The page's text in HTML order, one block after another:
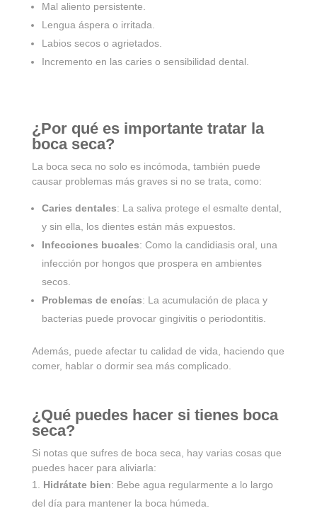
Mal aliento persistente.
Lengua áspera o irritada.
Labios secos o agrietados.
Incremento en las caries o sensibilidad dental.
¿Por qué es importante tratar la
boca seca?
La boca seca no solo es incómoda, también puede
causar problemas más graves si no se trata, como:
Caries dentales: La saliva protege el esmalte dental,
y sin ella, los dientes están más expuestos.
Infecciones bucales: Como la candidiasis oral, una
infección por hongos que prospera en ambientes
secos.
Problemas de encías: La acumulación de placa y
bacterias puede provocar gingivitis o periodontitis.
Además, puede afectar tu calidad de vida, haciendo que
comer, hablar o dormir sea más complicado.
¿Qué puedes hacer si tienes boca
seca?
Si notas que sufres de boca seca, hay varias cosas que
puedes hacer para aliviarla:
Hidrátate bien: Bebe agua regularmente a lo largo
del día para mantener la boca húmeda.